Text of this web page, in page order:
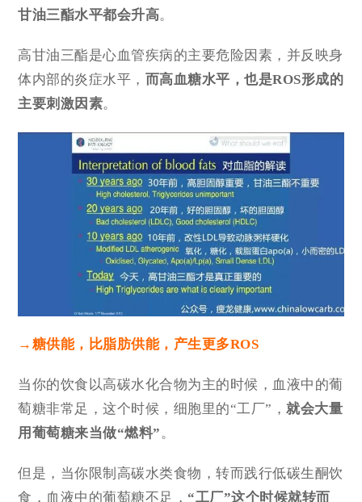
甘油三酯水平都会升高。
高甘油三酯是心血管疾病的主要危险因素，并反映身
体内部的炎症水平， 而高血糖水平，也是ROS形成的
主要刺激因素。
→糖供能，比脂肪供能，产生更多ROS
当你的饮食以高碳水化合物为主的时候，血液中的葡
萄糖非常足，这个时候，细胞里的“工厂”，就会大量
用葡萄糖来当做“燃料”。
但是，当你限制高碳水类食物，转而践行低碳生酮饮
食，血液中的葡萄糖不足， “工厂”这个时候就转而